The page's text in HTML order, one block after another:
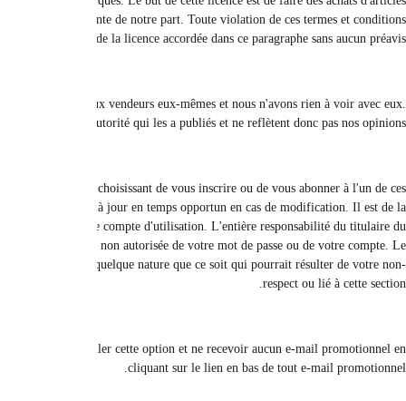
personnels vendus sur le site. L'utilisation commerciale ou l'utilisation au
Le contenu affiché sur ce site est fourni à titre informatif uniquement. Les
Les
Certains services et fonctionnalités connexes qui peuvent être
services ou fonctionnalités connexes, vous acceptez de fournir
responsabilité de chaque utilisateur du site - seul - de conserver les
compte incombe à toutes les activités qui se produisent à l'aide de son mot
site n'est en aucun cas responsable, directement ou indirectement ou
Lors du processus d'inscription, le client s'engage à recevoir des courriels